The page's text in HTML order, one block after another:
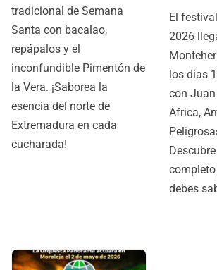
tradicional de Semana
Santa con bacalao,
repápalos y el
inconfundible Pimentón de
la Vera. ¡Saborea la
esencia del norte de
Extremadura en cada
cucharada!
El
2026
los días
con
África,
debes